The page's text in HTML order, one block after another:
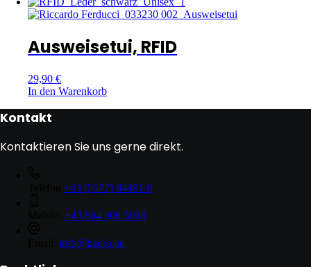
Ausweisetui, RFID
29,90 €
In den Warenkorb
Kontakt
Kontaktieren Sie uns gerne direkt.
+43 (5577) 84491-0
+43 664 308 5098
info@kadro.eu